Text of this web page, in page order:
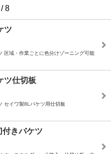
8
ツ
区域・作業ごとに色分けゾーニング可能
ツ仕切板
セイワ製8Lバケツ用仕切板
付きバケツ